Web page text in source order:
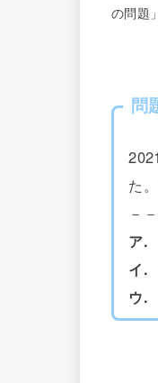
の問題
問
た
－
ア.
イ.
ウ.